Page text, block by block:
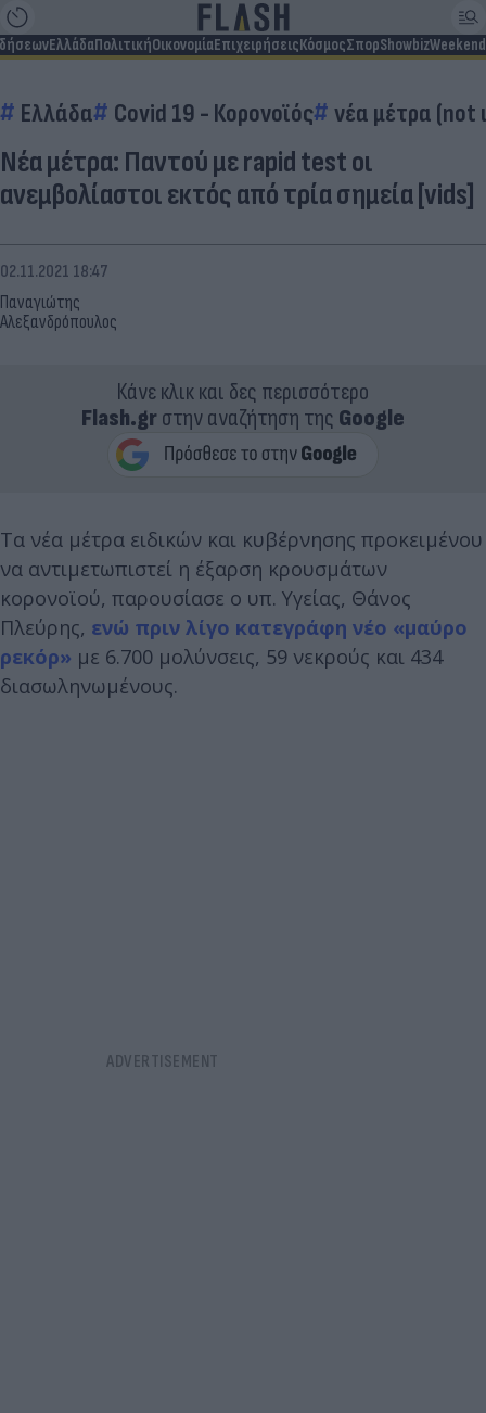
ΕλλάδαΠολιτικήΟικονομίαΕπιχειρήσειςΚόσμοςΣπορShowbizWeekend
Ελλάδα Covid 19 - Κορονοϊός νέα μέτρα (not
Νέα μέτρα: Παντού με rapid test οι
ανεμβολίαστοι εκτός από τρία σημεία [vids]
Παναγιώτης
Αλεξανδρόπουλος
02.11.2021 18:47
Κάνε κλικ και δες περισσότερο
Flash.grστην αναζήτηση της Google
Τα νέα μέτρα ειδικών και κυβέρνησης προκειμένου
να αντιμετωπιστεί η έξαρση κρουσμάτων
κορονοϊού, παρουσίασε ο υπ. Υγείας, Θάνος
Πλεύρης, ενώ πριν λίγο κατεγράφη νέο «μαύρο
ρεκόρ» με 6.700 μολύνσεις, 59 νεκρούς και 434
διασωληνωμένους.